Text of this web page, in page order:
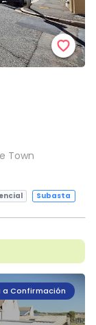
Town
Subasta
a Confirmación